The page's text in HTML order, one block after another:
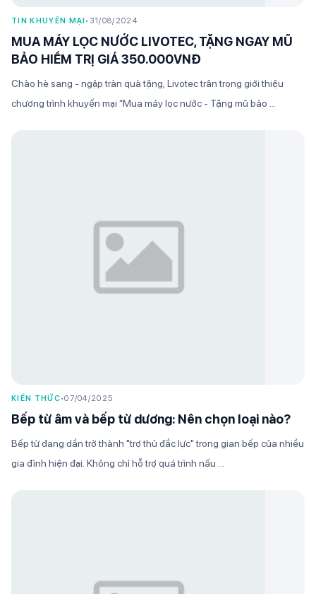
TIN KHUYẾN MẠI• 31/08/2024
MUA MÁY LỌC NƯỚC LIVOTEC, TẶNG NGAY MŨ
BẢO HIỂM TRỊ GIÁ 350.000VNĐ
Chào hè sang - ngập tràn quà tặng, Livotec trân trọng giới thiệu
chương trình khuyến mại “Mua máy lọc nước - Tặng mũ bảo ...
KIẾN THỨC•07/04/2025
Bếp từ âm và bếp từ dương: Nên chọn loại nào?
Bếp từ đang dần trở thành "trợ thủ đắc lực" trong gian bếp của nhiều
gia đình hiện đại. Không chỉ hỗ trợ quá trình nấu ...